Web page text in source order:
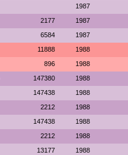
1987
2177 1987
6584 1987
11888 1988
896 1988
147380 1988
147438 1988
2212 1988
147438 1988
2212 1988
13177 1988